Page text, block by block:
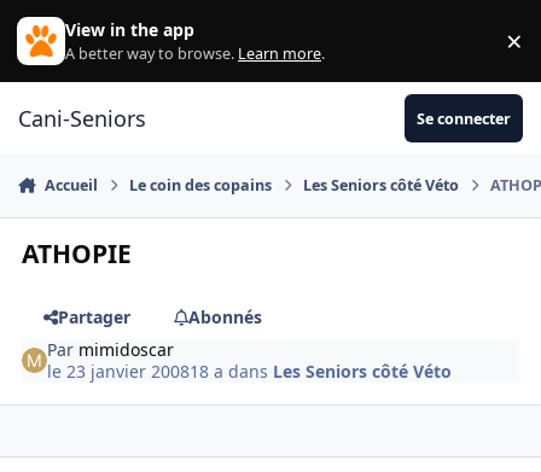
Aller au contenu
View in the app
A better way to browse. Learn more. ×
Cani-Seniors Se connecter
Accueil Le coin des copains Les Seniors côté Véto
ATHOPIE
Partager
Abonnés
Par mimidoscar
le 23 janvier 200818 a dans Les Seniors côté Véto